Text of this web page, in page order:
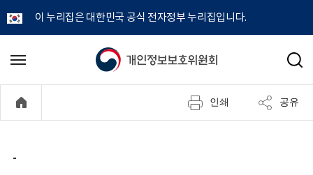
이 누리집은 대한민국 공식 전자정부 누리집입니다.
개
정
메
기
검
인쇄 공유
-